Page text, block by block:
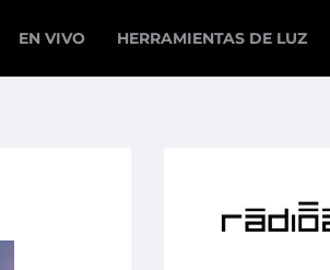
EN VIVO HERRAMIENTAS DE LUZ